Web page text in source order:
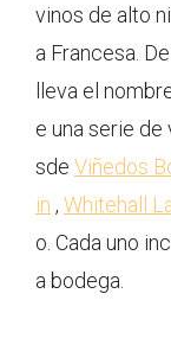
vinos de alto
a Francesa.
lleva el
e una serie
sde Viñedos
in , Whitehall
o. Cada uno
a bodega.